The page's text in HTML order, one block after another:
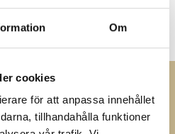
Om
cookies
för att anpassa innehållet
tillhandahålla funktioner
på